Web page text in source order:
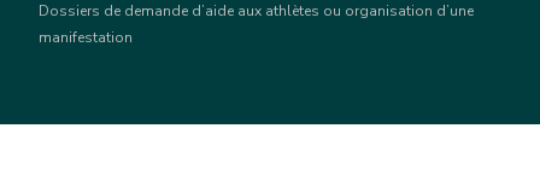
Dossiers de demande d’aide aux athlètes ou organisation d’une
manifestation